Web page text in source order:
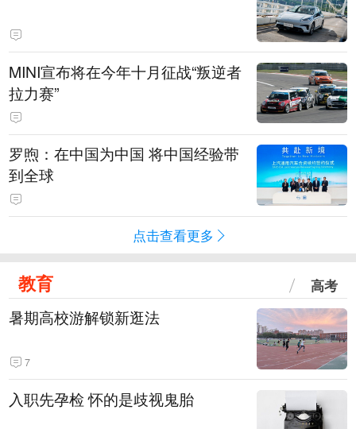
MINI宣布将在今年十月征战“叛逆者
拉力赛”
罗煦：在中国为中国 将中国经验带
到全球
点击查看更多
教育 高考
暑期高校游解锁新逛法
7
入职先孕检 怀的是歧视鬼胎